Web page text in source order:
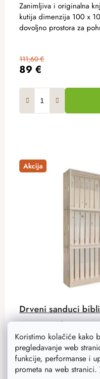
Koristimo kolačiće kako
pregledavanje web
funkcije, performanse i
prometa na web stranici.
89 €
111,60 €
Zanimljiva i originalna
kutija dimenzija 100 x
dovoljno prostora za
Akcija
Drveni sanduci
Svjež i prirodan, ovo je
sanduka. Ovaj zid od
dimenzije 150x120x20